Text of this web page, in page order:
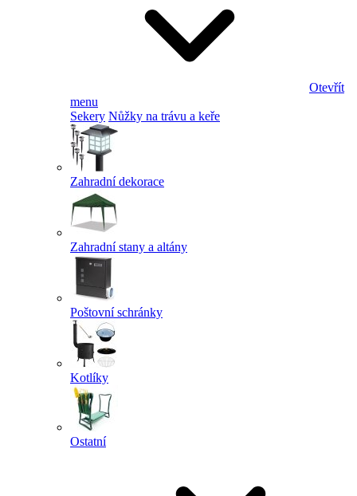
Otevřít
menu
Sekery Nůžky na trávu a keře
Zahradní dekorace
Zahradní stany a altány
Poštovní schránky
Kotlíky
Ostatní